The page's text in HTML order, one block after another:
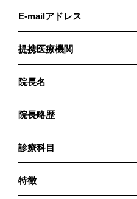
E-mailアドレス
提携医療機関
院長名
院長略歴
診療科目
特徴